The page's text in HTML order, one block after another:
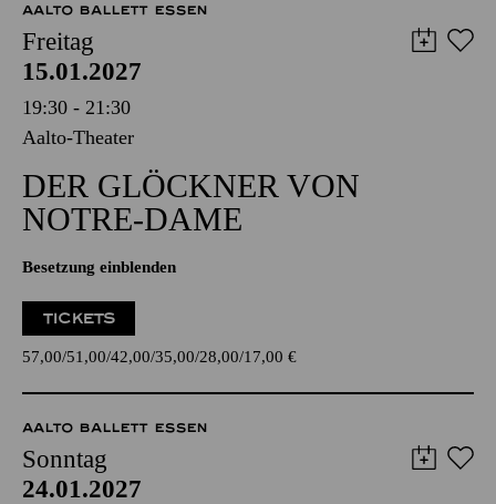
AALTO BALLETT ESSEN
Freitag
15.01.2027
19:30 - 21:30
Aalto-Theater
DER GLÖCKNER­ VON
NOTRE-DAME
Besetzung einblenden
TICKETS
57,00 51,00 42,00 35,00 28,00 17,00 €
AALTO BALLETT ESSEN
Sonntag
24.01.2027